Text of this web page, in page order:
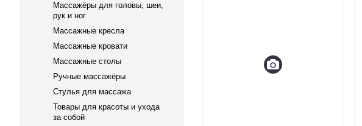
Массажёры для головы, шеи,
рук и ног
Массажные кресла
Массажные кровати
Массажные столы
Ручные массажёры
Стулья для массажа
Товары для красоты и ухода
за собой